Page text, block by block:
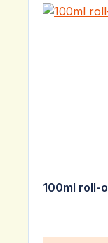
100ml roll-